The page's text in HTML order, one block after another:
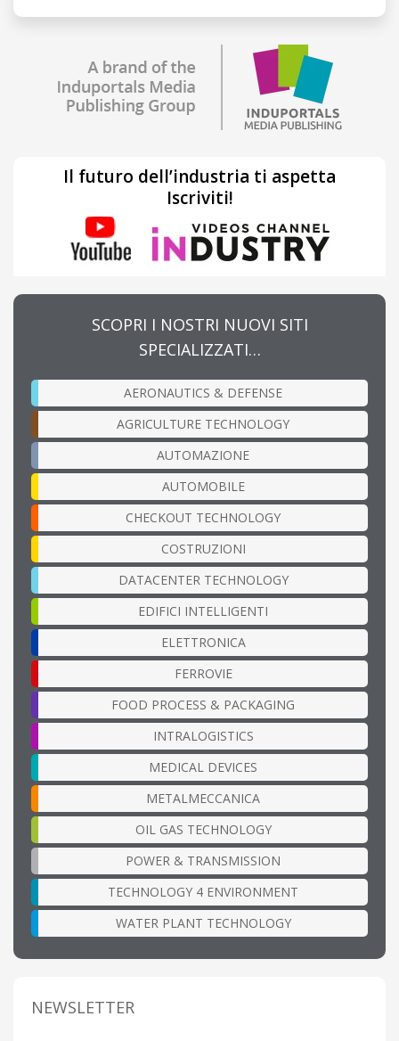
Il futuro dell’industria ti aspetta
Iscriviti!
SCOPRI I NOSTRI NUOVI SITI
SPECIALIZZATI…
AERONAUTICS & DEFENSE
AGRICULTURE TECHNOLOGY
AUTOMAZIONE
AUTOMOBILE
CHECKOUT TECHNOLOGY
COSTRUZIONI
DATACENTER TECHNOLOGY
EDIFICI INTELLIGENTI
ELETTRONICA
FERROVIE
FOOD PROCESS & PACKAGING
INTRALOGISTICS
MEDICAL DEVICES
METALMECCANICA
OIL GAS TECHNOLOGY
POWER & TRANSMISSION
TECHNOLOGY 4 ENVIRONMENT
WATER PLANT TECHNOLOGY
NEWSLETTER